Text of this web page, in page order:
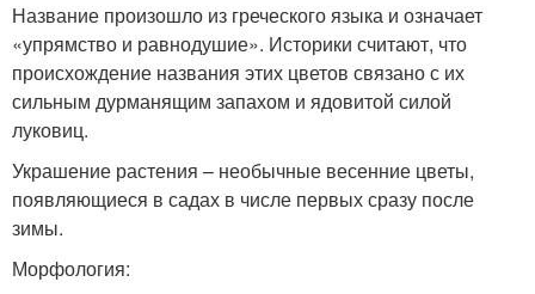
Название произошло из греческого языка и означает
«упрямство и равнодушие». Историки считают, что
происхождение названия этих цветов связано с их
сильным дурманящим запахом и ядовитой силой
луковиц.
Украшение растения – необычные весенние цветы,
появляющиеся в садах в числе первых сразу после
зимы.
Морфология: